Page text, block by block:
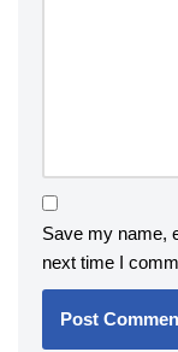
Save my name,
next time I